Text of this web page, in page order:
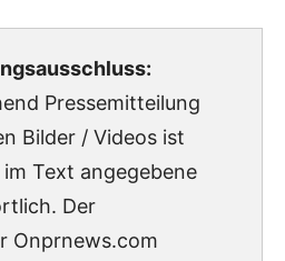
Pressemitteilung
Bilder / Videos ist
Text angegebene
Der
Onprnews.com